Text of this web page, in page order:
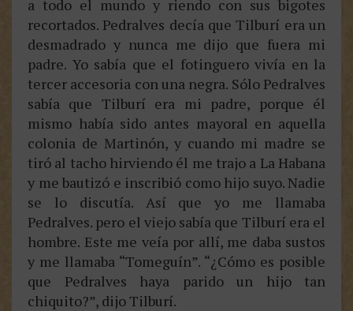
a todo el mundo y riendo con sus bigotes
recortados. Pedralves decía que Tilburí era un
desmadrado y nunca me dijo que fuera mi
padre. Yo sabía que el fotinguero vivía en la
tercer accesoria con una negra. Sólo Pedralves
sabía que Tilburí era mi padre, porque él
mismo había sido antes mayoral en aquella
colonia de Martinón, y cuando mi madre se
tiró al tacho hirviendo él me trajo a La Habana
y me bautizó e inscribió como hijo suyo. Nadie
se lo discutía. Así que yo me llamaba
Pedralves. pero el viejo sabía que Tilburí era el
hombre. Este me veía por allí, me daba sustos
y me llamaba “Tomeguín”. “¿Cómo es posible
que Pedralves haya parido un hijo tan
chiquito?”, dijo Tilburí.